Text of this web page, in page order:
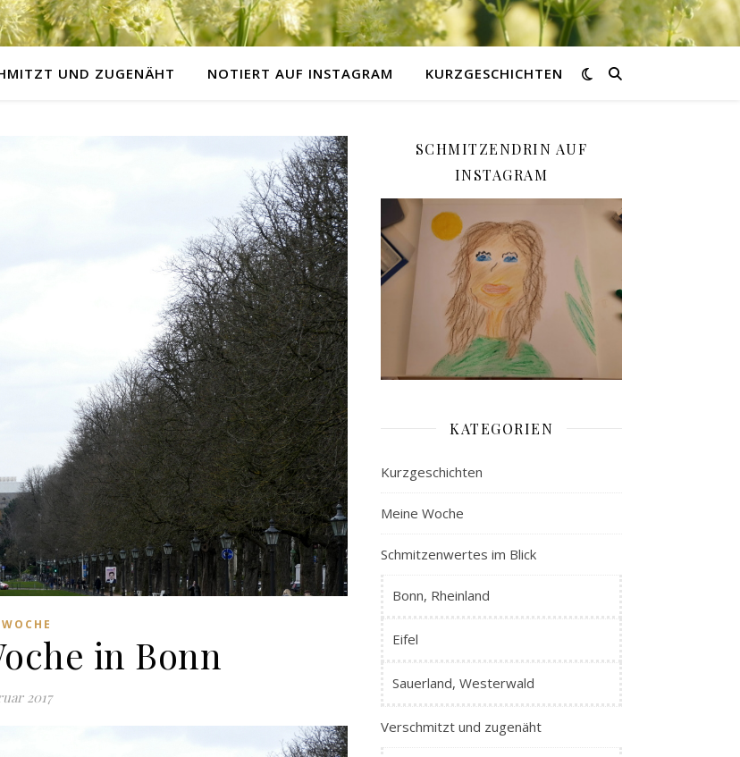
UND ZUGENÄHT NOTIERT AUF INSTAGRAM KURZGESCHICHTEN
in Bonn
2017
SCHMITZENDRIN AUF
INSTAGRAM
KATEGORIEN
Kurzgeschichten
Meine Woche
Schmitzenwertes im Blick
Bonn, Rheinland
Eifel
Sauerland, Westerwald
Verschmitzt und zugenäht